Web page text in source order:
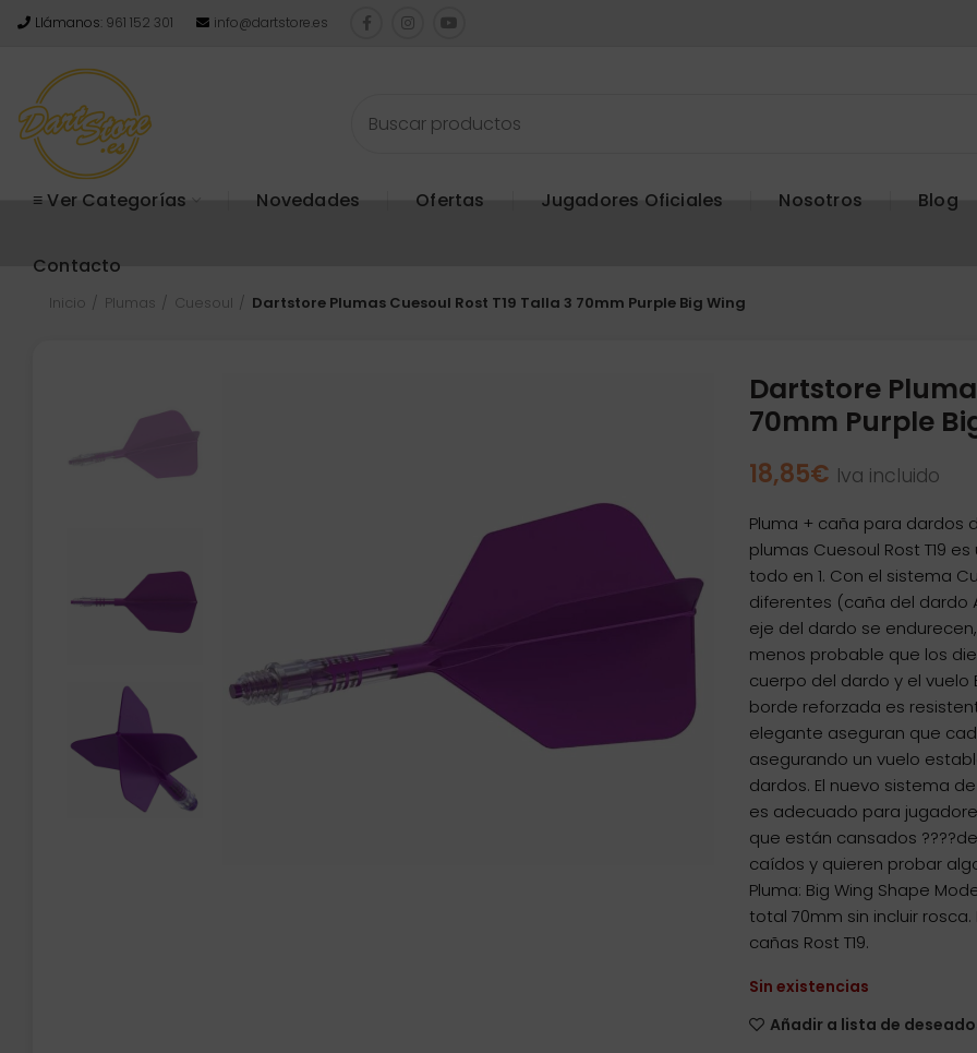
Llámanos: 961 152 301 info@dartstore.es
≡ Ver Categorías Novedades Ofertas Jugadores Oficiales Nosotros Blog
Contacto
Inicio Plumas Cuesoul Dartstore Plumas Cuesoul Rost T19 Talla 3 70mm Purple Big Wing
Dartstore
70mm Purple
18,85€ Iva incluido
Pluma + caña para dardos
plumas Cuesoul Rost T19
todo en 1. Con el sistema
diferentes (caña del dardo
eje del dardo se
menos probable que los
cuerpo del dardo y el vuelo
borde reforzada es
elegante aseguran que
asegurando un vuelo
dardos. El nuevo sistema
es adecuado para
que están cansados
caídos y quieren probar
Pluma: Big Wing Shape
total 70mm sin incluir
cañas Rost T19.
Sin existencias
Añadir a lista de